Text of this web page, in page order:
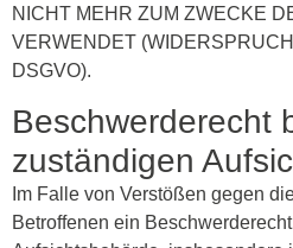
NICHT MEHR ZUM ZWECKE
VERWENDET
DSGVO).
Beschwerde­recht
zuständigen
Im Falle von Verstößen gegen
Betroffenen ein